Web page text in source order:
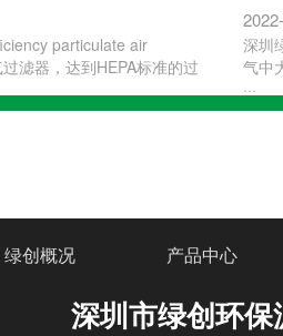
particulate air
滤器，达到HEPA标准的过
深圳
气中
···
深圳市绿创环
绿创概况 产品中心